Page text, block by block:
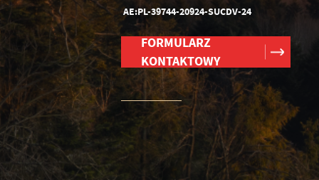
AE:PL-39744-20924-SUCDV-24
FORMULARZ
KONTAKTOWY